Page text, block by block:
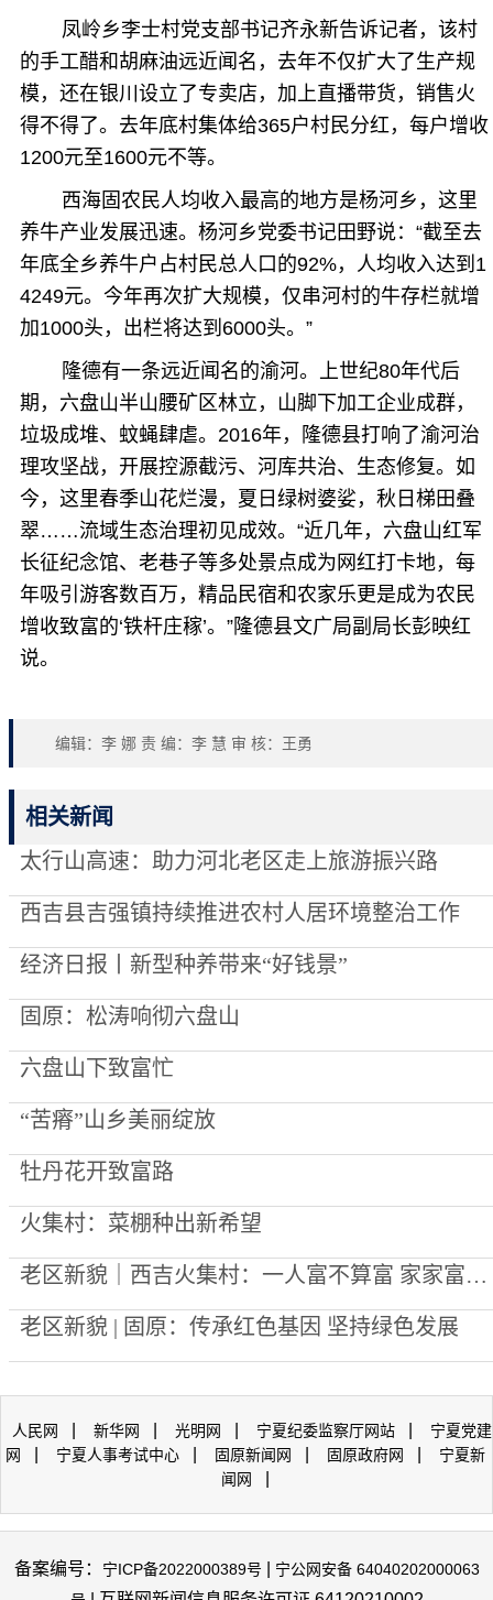
凤岭乡李士村党支部书记齐永新告诉记者，该村
的手工醋和胡麻油远近闻名，去年不仅扩大了生产规
模，还在银川设立了专卖店，加上直播带货，销售火
得不得了。去年底村集体给365户村民分红，每户增收
1200元至1600元不等。
西海固农民人均收入最高的地方是杨河乡，这里
养牛产业发展迅速。杨河乡党委书记田野说：“截至去
年底全乡养牛户占村民总人口的92%，人均收入达到1
4249元。今年再次扩大规模，仅串河村的牛存栏就增
加1000头，出栏将达到6000头。”
隆德有一条远近闻名的渝河。上世纪80年代后
期，六盘山半山腰矿区林立，山脚下加工企业成群，
垃圾成堆、蚊蝇肆虐。2016年，隆德县打响了渝河治
理攻坚战，开展控源截污、河库共治、生态修复。如
今，这里春季山花烂漫，夏日绿树婆娑，秋日梯田叠
翠……流域生态治理初见成效。“近几年，六盘山红军
长征纪念馆、老巷子等多处景点成为网红打卡地，每
年吸引游客数百万，精品民宿和农家乐更是成为农民
增收致富的‘铁杆庄稼’。”隆德县文广局副局长彭映红
说。
编辑：李 娜 责 编：李 慧 审 核：王勇
相关新闻
太行山高速：助力河北老区走上旅游振兴路
西吉县吉强镇持续推进农村人居环境整治工作
经济日报丨新型种养带来“好钱景”
固原：松涛响彻六盘山
六盘山下致富忙
“苦瘠”山乡美丽绽放
牡丹花开致富路
火集村：菜棚种出新希望
老区新貌｜西吉火集村：一人富不算富 家家富才算数
老区新貌 | 固原：传承红色基因 坚持绿色发展
人民网 新华网 光明网 宁夏纪委监察厅网站
宁夏党建
网
宁夏人事考试中心 固原新闻网 固原政府网
宁夏新
闻网
备案编号： 宁ICP备2022000389号
宁公网安备 64040202000063